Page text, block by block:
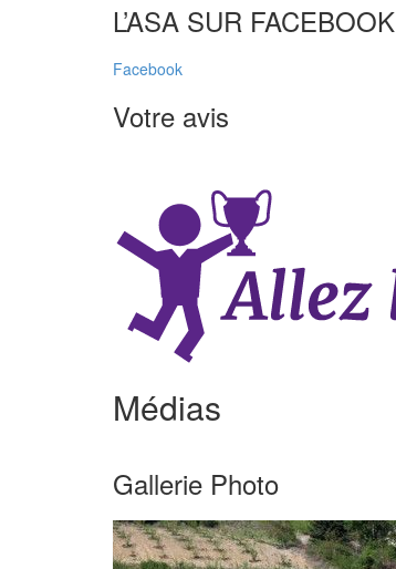
L’ASA SUR FACEBOOK
Facebook
Votre avis
Médias
Gallerie Photo